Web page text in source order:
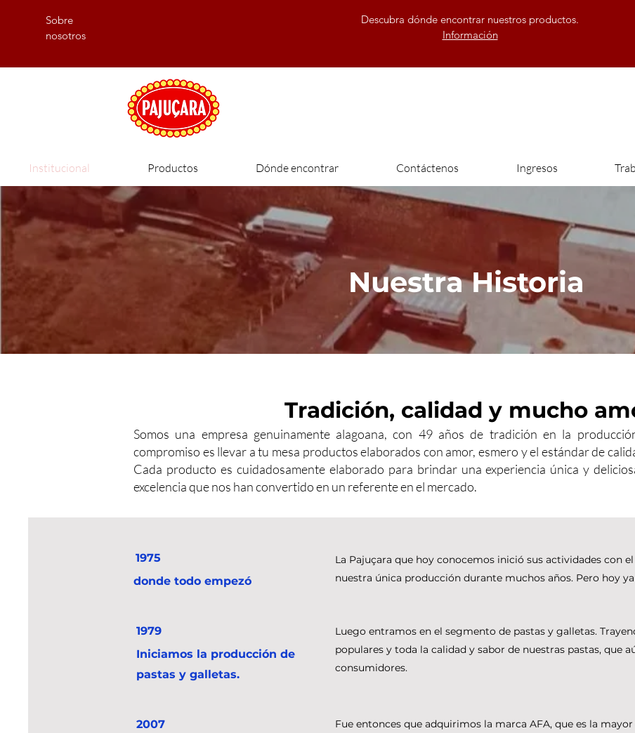
Sobre
nosotros
Descubra dónde encontrar nuestros productos.
Información
Institucional Productos Dónde encontrar Contáctenos Ingresos
Nuestra Historia
Tradición, calidad y mucho
Somos una empresa genuinamente alagoana, con 49 años de tradición en la
compromiso es llevar a tu mesa productos elaborados con amor, esmero y el estándar de
Cada producto es cuidadosamente elaborado para brindar una experiencia única y
excelencia que nos han convertido en un referente en el mercado.
1975
donde todo empezó
1979
Iniciamos la producción de
pastas y galletas.
La Pajuçara que hoy conocemos inició sus actividades con
nuestra única producción durante muchos años. Pero hoy
Luego entramos en el segmento de pastas y galletas.
populares y toda la calidad y sabor de nuestras pastas, que
consumidores.
2007
Fue entonces que adquirimos la marca AFA, que es la